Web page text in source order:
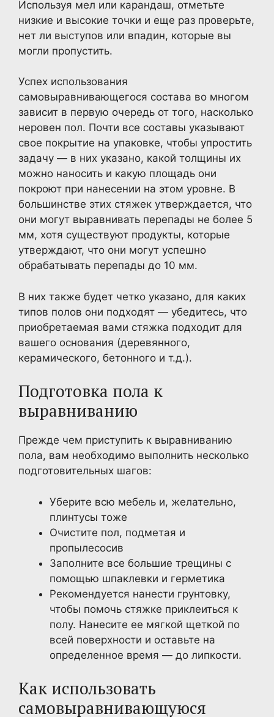
Используя мел или карандаш, отметьте
низкие и высокие точки и еще раз проверьте,
нет ли выступов или впадин, которые вы
могли пропустить.
Успех использования
самовыравнивающегося состава во многом
зависит в первую очередь от того, насколько
неровен пол. Почти все составы указывают
свое покрытие на упаковке, чтобы упростить
задачу — в них указано, какой толщины их
можно наносить и какую площадь они
покроют при нанесении на этом уровне. В
большинстве этих стяжек утверждается, что
они могут выравнивать перепады не более 5
мм, хотя существуют продукты, которые
утверждают, что они могут успешно
обрабатывать перепады до 10 мм.
В них также будет четко указано, для каких
типов полов они подходят — убедитесь, что
приобретаемая вами стяжка подходит для
вашего основания (деревянного,
керамического, бетонного и т.д.).
Подготовка пола к
выравниванию
Прежде чем приступить к выравниванию
пола, вам необходимо выполнить несколько
подготовительных шагов:
Уберите всю мебель и, желательно,
плинтусы тоже
Очистите пол, подметая и
пропылесосив
Заполните все большие трещины с
помощью шпаклевки и герметика
Рекомендуется нанести грунтовку,
чтобы помочь стяжке приклеиться к
полу. Нанесите ее мягкой щеткой по
всей поверхности и оставьте на
определенное время — до липкости.
Как использовать
самовыравнивающуюся